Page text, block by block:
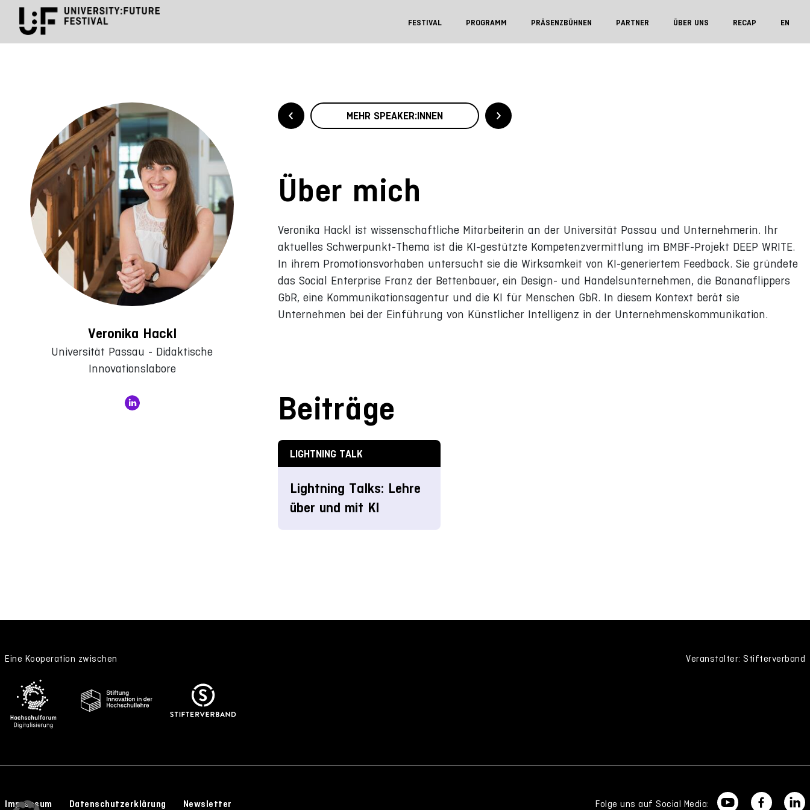
FESTIVAL PROGRAMM PRÄSENZBÜHNEN PARTNER ÜBER UNS RECAP EN
Veronika Hackl
Universität Passau - Didaktische
Innovationslabore
MEHR SPEAKER:INNEN
Über mich
Veronika Hackl ist wissenschaftliche Mitarbeiterin an der Universität Passau und Unternehmerin. Ihr
aktuelles Schwerpunkt-Thema ist die KI-gestützte Kompetenzvermittlung im BMBF-Projekt DEEP WRITE.
In ihrem Promotionsvorhaben untersucht sie die Wirksamkeit von KI-generiertem Feedback. Sie gründete
das Social Enterprise Franz der Bettenbauer, ein Design- und Handelsunternehmen, die Bananaflippers
GbR, eine Kommunikationsagentur und die KI für Menschen GbR. In diesem Kontext berät sie
Unternehmen bei der Einführung von Künstlicher Intelligenz in der Unternehmenskommunikation.
Beiträge
LIGHTNING TALK
Lightning Talks: Lehre
über und mit KI
Eine Kooperation zwischen Veranstalter: Stifterverband
Impressum Datenschutzerklärung Newsletter Folge uns auf Social Media: